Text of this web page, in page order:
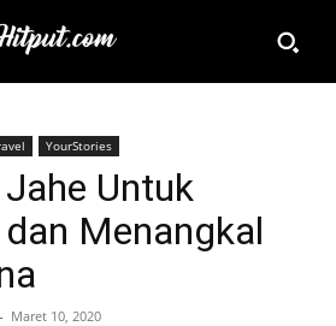
YourStories
Untuk
Menangkal
- Maret 10, 2020